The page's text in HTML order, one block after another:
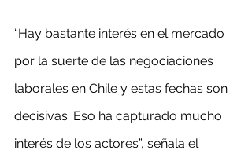
“Hay bastante interés en el mercado
por la suerte de las negociaciones
laborales en Chile y estas fechas son
decisivas. Eso ha capturado mucho
interés de los actores”, señala el